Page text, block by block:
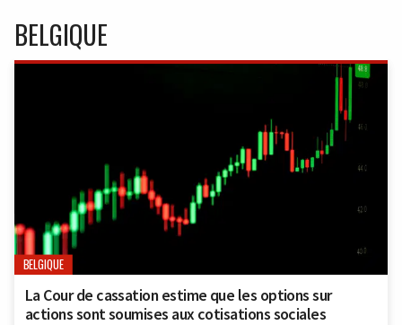
BELGIQUE
BELGIQUE
La Cour de cassation estime que les options sur
actions sont soumises aux cotisations sociales